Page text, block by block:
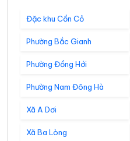
Đặc khu Cồn Cỏ
Phường Bắc Gianh
Phường Đồng Hới
Phường Nam Đông Hà
Xã A Dơi
Xã Ba Lòng